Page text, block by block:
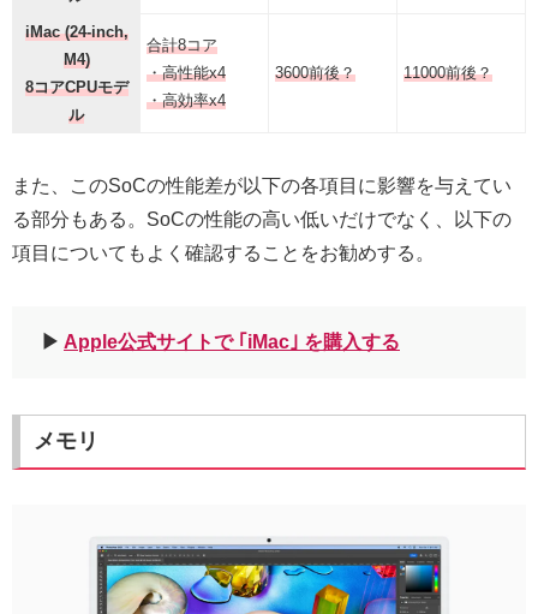
iMac (24-inch,
M4)
8コアCPUモデ
ル
合計8コア
・高性能x4
・高効率x4
3600前後？ 11000前後？
また、このSoCの性能差が以下の各項目に影響を与えてい
る部分もある。SoCの性能の高い低いだけでなく、以下の
項目についてもよく確認することをお勧めする。
▶︎ Apple公式サイトで ｢iMac｣ を購入する
メモリ